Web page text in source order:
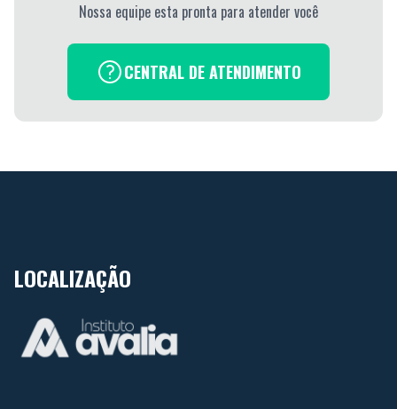
Nossa equipe esta pronta para atender você
CENTRAL DE ATENDIMENTO
LOCALIZAÇÃO